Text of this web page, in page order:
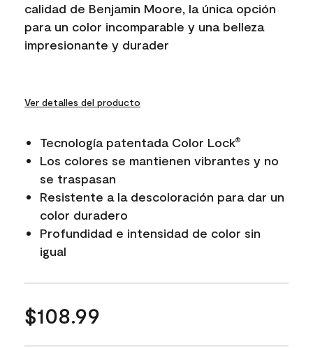
calidad de Benjamin Moore, la única opción
para un color incomparable y una belleza
impresionante y durader
Ver detalles del producto
Tecnología patentada Color Lock®
Los colores se mantienen vibrantes y no
se traspasan
Resistente a la descoloración para dar un
color duradero
Profundidad e intensidad de color sin
igual
$108.99